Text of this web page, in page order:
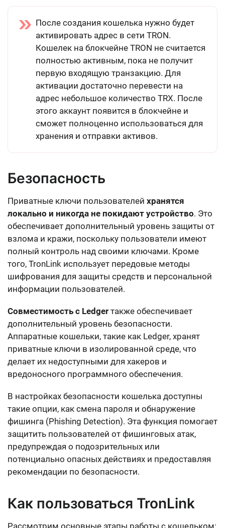
После создания кошелька нужно будет
активировать адрес в сети TRON.
Кошелек на блокчейне TRON не считается
полностью активным, пока не получит
первую входящую транзакцию. Для
активации достаточно перевести на
адрес небольшое количество TRX. После
этого аккаунт появится в блокчейне и
сможет полноценно использоваться для
хранения и отправки активов.
Безопасность
Приватные ключи пользователей хранятся
локально и никогда не покидают устройство. Это
обеспечивает дополнительный уровень защиты от
взлома и кражи, поскольку пользователи имеют
полный контроль над своими ключами. Кроме
того, TronLink использует передовые методы
шифрования для защиты средств и персональной
информации пользователей.
Совместимость с Ledger также обеспечивает
дополнительный уровень безопасности.
Аппаратные кошельки, такие как Ledger, хранят
приватные ключи в изолированной среде, что
делает их недоступными для хакеров и
вредоносного программного обеспечения.
В настройках безопасности кошелька доступны
такие опции, как смена пароля и обнаружение
фишинга (Phishing Detection). Эта функция помогает
защитить пользователей от фишинговых атак,
предупреждая о подозрительных или
потенциально опасных действиях и предоставляя
рекомендации по безопасности.
Как пользоваться TronLink
Рассмотрим основные этапы работы с кошельком: